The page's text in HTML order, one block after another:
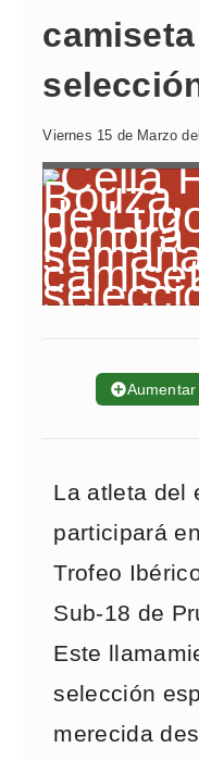
Viernes 15 de Marzo
➕
La atleta del
participará
Trofeo
Sub-18 de
Este
selección
merecida